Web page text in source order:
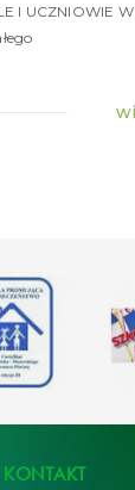
I UCZNIOWIE
KONTAKT